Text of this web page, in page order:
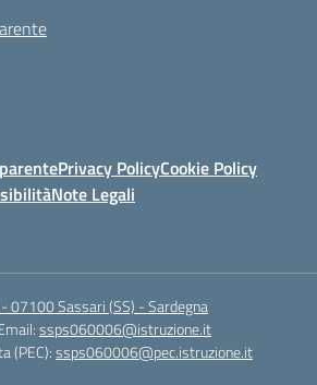
Privacy PolicyCookie Policy
Note Legali
07100 Sassari (SS) - Sardegna
ssps060006@istruzione.it
(PEC):ssps060006@pec.istruzione.it